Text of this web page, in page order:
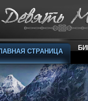
СТРАНИЦА